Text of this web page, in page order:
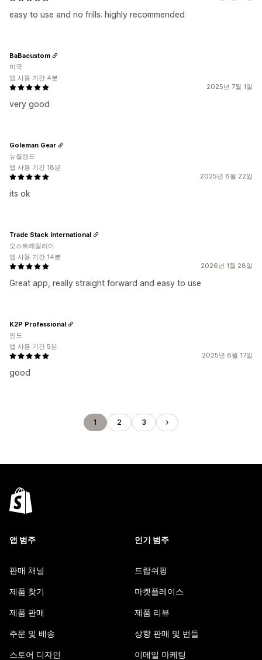
easy to use and no frills. highly recommended
2025년 7월 1일
very good
BaBacustom
미국
앱 사용 기간 4분
2025년 6월 22일
its ok
Goleman Gear
뉴질랜드
앱 사용 기간 18분
2026년 1월 28일
Great app, really straight forward and easy to use
Trade Stack International
오스트레일리아
앱 사용 기간 14분
2025년 6월 17일
good
K2P Professional
인도
앱 사용 기간 5분
1 2 3
앱 범주
판매 채널
제품 찾기
제품 판매
주문 및 배송
스토어 디자인
인기 범주
드랍쉬핑
마켓플레이스
제품 리뷰
상향 판매 및 번들
이메일 마케팅